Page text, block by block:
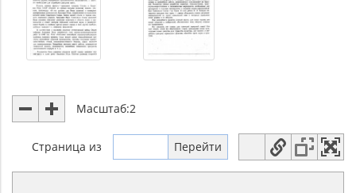
Масштаб:2
Страница из